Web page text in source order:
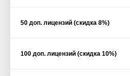
50 доп. лицензий (скидка 8%)
100 доп. лицензий (скидка 10%)